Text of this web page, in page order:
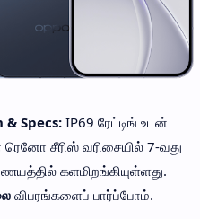
& Specs: IP69 ரேட்டிங் உடன்
சீரிஸ் வரிசையில் 7-வது
களமிறங்கியுள்ளது.
விபரங்களைப் பார்ப்போம்.